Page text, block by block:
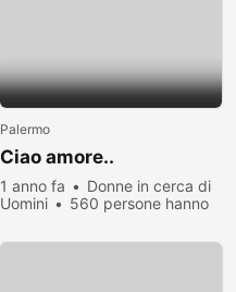
Palermo
Ciao amore..
1 anno fa
Donne in cerca di
Uomini
560 persone hanno